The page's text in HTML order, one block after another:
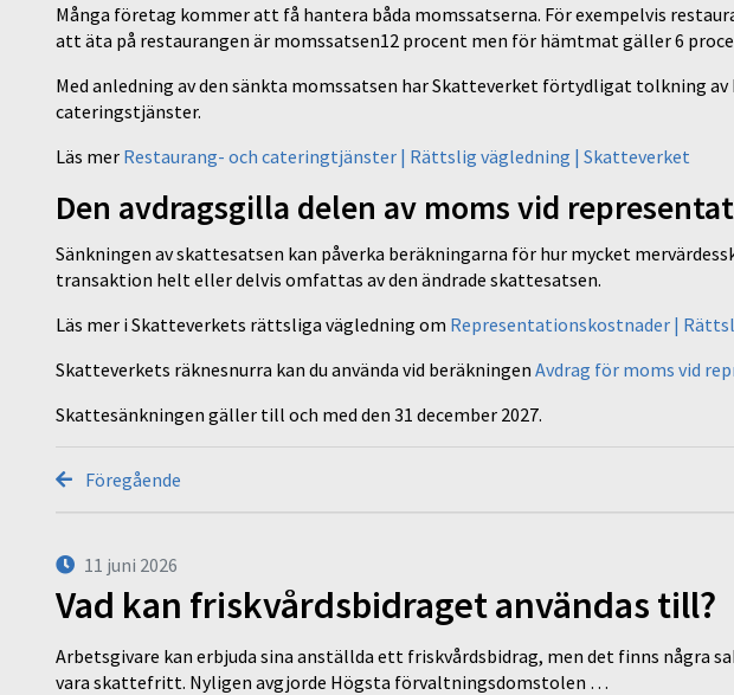
Många företag kommer att få hantera båda momssatserna. För exempelvis
att äta på restaurangen är momssatsen12 procent men för hämtmat gäller 6
Med anledning av den sänkta momssatsen har Skatteverket förtydligat tolkning
cateringstjänster.
Läs mer Restaurang- och cateringtjänster | Rättslig vägledning | Skatteverket
Den avdragsgilla delen av moms vid
Sänkningen av skattesatsen kan påverka beräkningarna för hur mycket
transaktion helt eller delvis omfattas av den ändrade skattesatsen.
Läs mer i Skatteverkets rättsliga vägledning om Representationskostnader |
Skatteverkets räknesnurra kan du använda vid beräkningen Avdrag för moms vid
Skattesänkningen gäller till och med den 31 december 2027.
Föregående
11 juni 2026
Vad kan friskvårdsbidraget användas till?
Arbetsgivare kan erbjuda sina anställda ett friskvårdsbidrag, men det finns några
vara skattefritt. Nyligen avgjorde Högsta förvaltningsdomstolen …